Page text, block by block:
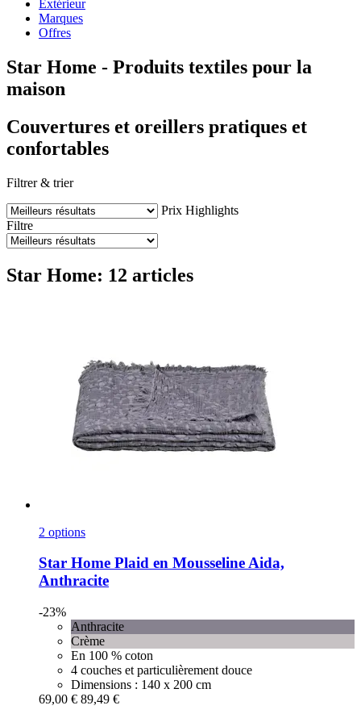
Extérieur
Marques
Offres
Star Home - Produits textiles pour la
maison
Couvertures et oreillers pratiques et
confortables
Filtrer & trier
Prix Highlights
Filtre
Star Home: 12 articles
2 options
Star Home Plaid en Mousseline Aida,
Anthracite
-23%
Anthracite
Crème
En 100 % coton
4 couches et particulièrement douce
Dimensions : 140 x 200 cm
69,00 € 89,49 €